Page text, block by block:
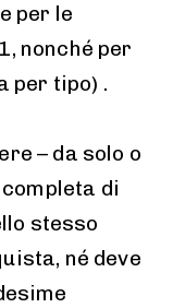
per le
nonché per
per tipo) .
– da solo o
di
stesso
né deve